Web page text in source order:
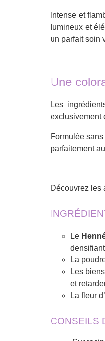
Intense et
lumineux et
un parfait soin
Une
Les
exclusivement
Formulée
parfaitement
Découvrez les
Le
La
Les
et
La fleur d’
CONSEILS